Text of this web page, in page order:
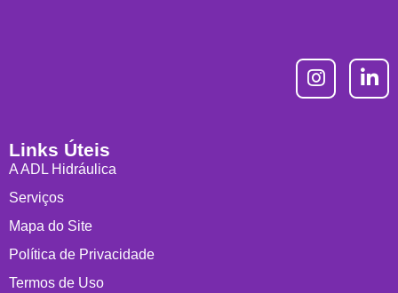
Links Úteis
A ADL Hidráulica
Serviços
Mapa do Site
Política de Privacidade
Termos de Uso